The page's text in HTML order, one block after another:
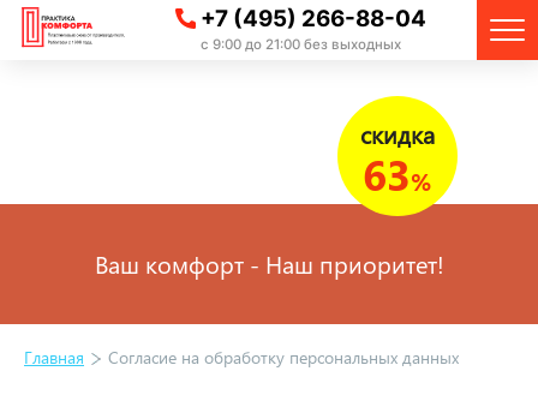
+7 (495) 266-88-04
с 9:00 до 21:00 без выходных
скидка
63%
Ваш комфорт - Наш приоритет!
Главная Согласие на обработку персональных данных